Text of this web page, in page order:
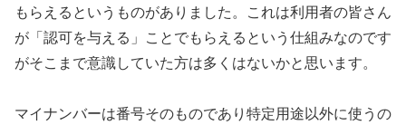
もらえるというものがありました。これは利用者の皆さん
が「認可を与える」ことでもらえるという仕組みなのです
がそこまで意識していた方は多くはないかと思います。
マイナンバーは番号そのものであり特定用途以外に使うの